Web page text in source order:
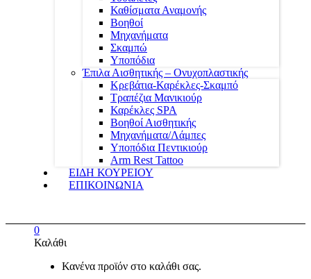
Καθίσματα Αναμονής
Βοηθοί
Μηχανήματα
Σκαμπώ
Υποπόδια
Έπιλα Αισθητικής – Ονυχοπλαστικής
Κρεβάτια-Καρέκλες-Σκαμπό
Τραπέζια Μανικιούρ
Καρέκλες SPA
Βοηθοί Αισθητικής
Μηχανήματα/Λάμπες
Υποπόδια Πεντικιούρ
Arm Rest Tattoo
ΕΙΔΗ ΚΟΥΡΕΙΟΥ
ΕΠΙΚΟΙΝΩΝΙΑ
0
Καλάθι
Κανένα προϊόν στο καλάθι σας.